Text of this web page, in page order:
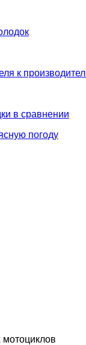
к
в сравнении
погоду
мотоциклов